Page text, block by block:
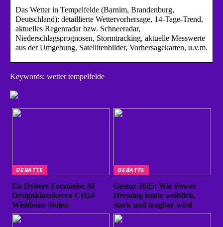
Das Wetter in Tempelfelde (Barnim, Brandenburg,
Deutschland): detaillierte Wettervorhersage, 14-Tage-Trend,
aktuelles Regenradar bzw. Schneeradar,
Niederschlagsprognosen, Stormtracking, aktuelle Messwerte
aus der Umgebung, Satellitenbilder, Vorhersagekarten, u.v.m.
Keywords: wetter tempelfelde
DEBATTE
En Dybere Forståelse Af
Designklassikeren CH24
Wishbone Stolen
DEBATTE
Gestuz 2025: Wie Power
Dressing heute weiblich,
stark und tragbar wird